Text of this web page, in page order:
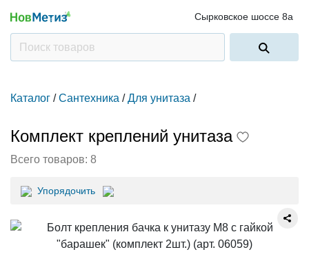
Сырковское шоссе 8а
Каталог / Сантехника / Для унитаза /
Комплект креплений унитаза
Всего товаров: 8
Упорядочить